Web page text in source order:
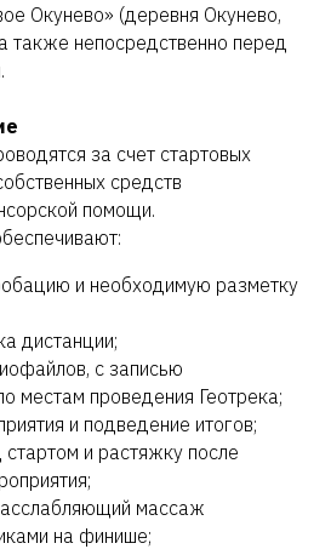
Окунево» (деревня Окунево,
также непосредственно перед
за счет стартовых
средств
помощи.
и необходимую разметку
дистанции;
с записью
местам проведения Геотрека;
и подведение итогов;
и растяжку после
массаж
на финише;